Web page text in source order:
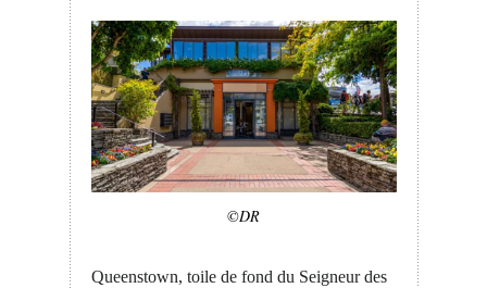
©DR
Queenstown, toile de fond du Seigneur des